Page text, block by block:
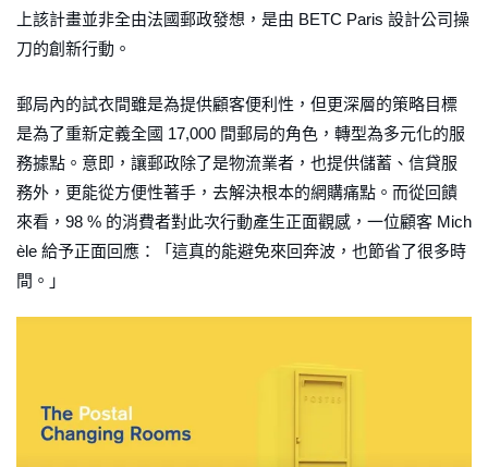
上該計畫並非全由法國郵政發想，是由 BETC Paris 設計公司操
刀的創新行動。
郵局內的試衣間雖是為提供顧客便利性，但更深層的策略目標
是為了重新定義全國 17,000 間郵局的角色，轉型為多元化的服
務據點。意即，讓郵政除了是物流業者，也提供儲蓄、信貸服
務外，更能從方便性著手，去解決根本的網購痛點。而從回饋
來看，98 % 的消費者對此次行動產生正面觀感，一位顧客 Mich
èle 給予正面回應：「這真的能避免來回奔波，也節省了很多時
間。」